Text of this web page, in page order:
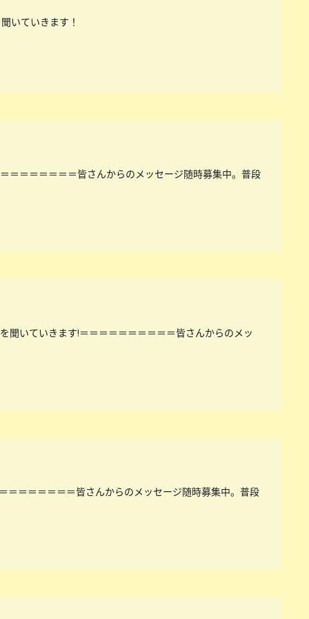
いていきます！
＝＝＝＝＝＝＝皆さんからのメッセージ随時募集中。普段
聞いていきます!＝＝＝＝＝＝＝＝＝＝皆さんからのメッ
＝＝＝＝＝＝＝皆さんからのメッセージ随時募集中。普段